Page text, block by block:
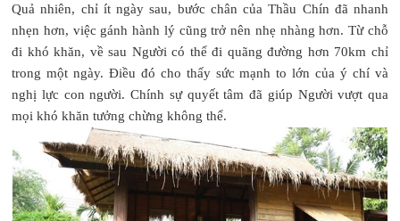
Quả nhiên, chỉ ít ngày sau, bước chân của Thầu Chín đã nhanh
nhẹn hơn, việc gánh hành lý cũng trở nên nhẹ nhàng hơn. Từ chỗ
đi khó khăn, về sau Người có thể đi quãng đường hơn 70km chỉ
trong một ngày. Điều đó cho thấy sức mạnh to lớn của ý chí và
nghị lực con người. Chính sự quyết tâm đã giúp Người vượt qua
mọi khó khăn tưởng chừng không thể.